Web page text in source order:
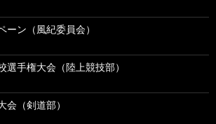
ーン（風紀委員会）
選手権大会（陸上競技部）
会（剣道部）